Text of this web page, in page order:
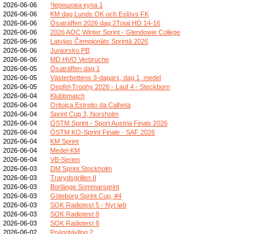
2026-06-06
Черешова купа 1
2026-06-06
KM dag Lunds OK och Eslövs FK
2026-06-06
Ösaträffen 2026 dag 2Total HD 14-16
2026-06-06
2026 AOC Winter Sprint - Glendowie College
2026-06-06
Latvijas Čempionāts Sprintā 2026
2026-06-06
Juniorsko PB
2026-06-06
MD HVO Verbruche
2026-06-05
Ösaträffen dag 1
2026-06-05
Västerbottens 3-dagars, dag 1, medel
2026-06-05
Oepfel-Trophy 2026 - Lauf 4 - Steckborn
2026-06-04
Klubbmatch
2026-06-04
Oritoiça Estreito da Calheta
2026-06-04
Sprint Cup 3, Norsholm
2026-06-04
ÖSTM Sprint - Sport Austria Finals 2026
2026-06-04
ÖSTM KO-Sprint Finale - SAF 2026
2026-06-04
KM Sprint
2026-06-04
Medel-KM
2026-06-04
VB-Serien
2026-06-03
DM Sprint Stockholm
2026-06-03
Trarydsgrillen II
2026-06-03
Borlänge Sommarsprint
2026-06-03
Göteborg Sprint Cup, #4
2026-06-03
SOK Radiotest 5 - Nyt løb
2026-06-03
SOK Radiotest 8
2026-06-03
SOK Radiotest 8
2026-06-02
Poängtävling 2